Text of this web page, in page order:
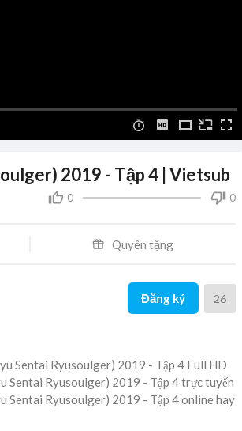
2019 - Tập 4 | Vietsub
0 0
Quyên tặng
Đăng ký 26
Sentai Ryusoulger) 2019 - Tập 4 Full HD
Sentai Ryusoulger) 2019 - Tập 4 trực tuyến
Sentai Ryusoulger) 2019 - Tập 4 online hay